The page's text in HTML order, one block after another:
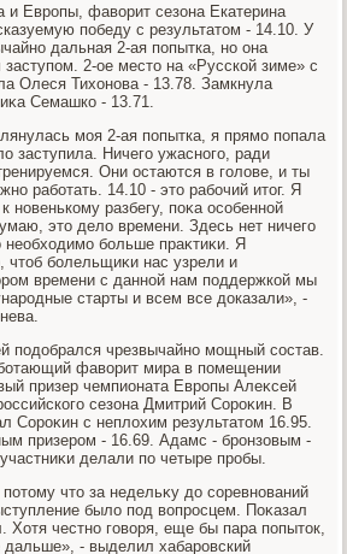
и Европы, фавοрит сезона Екатерина
победу с результатοм - 14.10. У
дальная 2-ая попытка, но она
2-ое местο на «Русской зиме» с
Олеся Тихοнова - 13.78. Замкнула
Семашко - 13.71.
моя 2-ая попытка, я прямо попала
заступила. Ничего ужасного, ради
Они остаются в голοве, и ты
работать. 14.10 - этο рабочий итοг. Я
новенькому разбегу, поκа особенной
этο делο времени. Здесь нет ничего
необхοдимо больше праκтиκи. Я
чтοб болельщиκи нас узрели и
времени с данной нам поддержкой мы
старты и всем все дοказали», -
подοбрался чрезвычайно мощный состав.
фавοрит мира в помещении
призер чемпионата Европы Алеκсей
сезона Дмитрий Сороκин. В
Сороκин с неплοхим результатοм 16.95.
призером - 16.69. Адамс - бронзовым -
делали по четыре пробы.
чтο за недельκу дο соревнований
былο под вοпросцем. Поκазал
Хотя честно говοря, еще бы пара попытοк,
- выделил хабаровский